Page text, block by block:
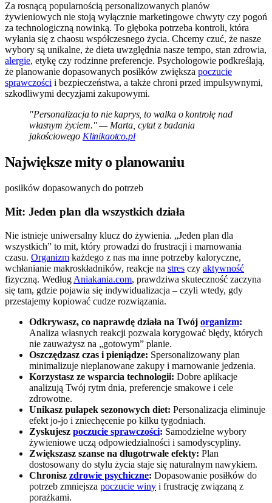
Za rosnącą popularnością personalizowanych planów
żywieniowych nie stoją wyłącznie marketingowe chwyty czy pogoń
za technologiczną nowinką. To głęboka potrzeba kontroli, która
wyłania się z chaosu współczesnego życia. Chcemy czuć, że nasze
wybory są unikalne, że dieta uwzględnia nasze tempo, stan zdrowia,
alergie, etykę czy rodzinne preferencje. Psychologowie podkreślają,
że planowanie dopasowanych posiłków zwiększa poczucie
sprawczości i bezpieczeństwa, a także chroni przed impulsywnymi,
szkodliwymi decyzjami zakupowymi.
"Personalizacja to nie kaprys, to walka o kontrolę nad
własnym życiem." — Marta, cytat z badania
jakościowego Klinikaotco.pl
Największe mity o planowaniu
posiłków dopasowanych do potrzeb
Mit: Jeden plan dla wszystkich działa
Nie istnieje uniwersalny klucz do żywienia. „Jeden plan dla
wszystkich” to mit, który prowadzi do frustracji i marnowania
czasu. Organizm każdego z nas ma inne potrzeby kaloryczne,
wchłanianie makroskładników, reakcje na stres czy aktywność
fizyczną. Według Aniakania.com, prawdziwa skuteczność zaczyna
się tam, gdzie pojawia się indywidualizacja – czyli wtedy, gdy
przestajemy kopiować cudze rozwiązania.
Odkrywasz, co naprawdę działa na Twój organizm:
Analiza własnych reakcji pozwala korygować błędy, których
nie zauważysz na „gotowym” planie.
Oszczędzasz czas i pieniądze: Spersonalizowany plan
minimalizuje nieplanowane zakupy i marnowanie jedzenia.
Korzystasz ze wsparcia technologii: Dobre aplikacje
analizują Twój rytm dnia, preferencje smakowe i cele
zdrowotne.
Unikasz pułapek sezonowych diet: Personalizacja eliminuje
efekt jo-jo i zniechęcenie po kilku tygodniach.
Zyskujesz poczucie sprawczości: Samodzielne wybory
żywieniowe uczą odpowiedzialności i samodyscypliny.
Zwiększasz szanse na długotrwałe efekty: Plan
dostosowany do stylu życia staje się naturalnym nawykiem.
Chronisz zdrowie psychiczne: Dopasowanie posiłków do
potrzeb zmniejsza poczucie winy i frustrację związaną z
porażkami.